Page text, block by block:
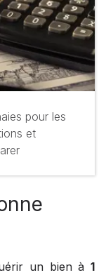
pour les
et
un bien à 1